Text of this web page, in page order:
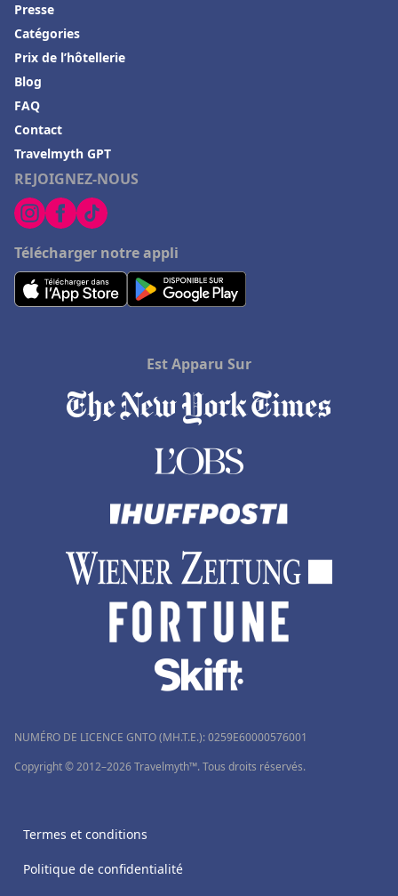
Hôtels à Saumur
Hôtels en Tunisie
Hôtels à Échirolles
Hôtels à Pierrelatte
Hôtels à Mercuer
Hôtels à Tournefeuille
Hôtels à Le Mont-Saint-Michel
Hôtels à La Ferté-Bernard
Hôtels à Beaune
Hôtels en Haute-Normandie
Hôtels à Saint-André-de-Cubzac
Hôtels à Tizzano
Hôtels à Les Estables
Hôtels à La Mure
Hôtels en Thaïlande
Hôtels à Douai
Hôtels à Alanya
Hôtels à Antananarivo
REJOIGNEZ-NOUS
Télécharger notre appli
Presse
Catégories
Prix de l’hôtellerie
Blog
FAQ
Contact
Travelmyth GPT
Est Apparu Sur
NUMÉRO DE LICENCE GNTO (MH.T.E.): 0259Ε60000576001
Copyright © 2012–2026 Travelmyth™. Tous droits réservés.
Termes et conditions
Politique de confidentialité